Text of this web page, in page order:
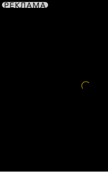
РЕКЛАМА